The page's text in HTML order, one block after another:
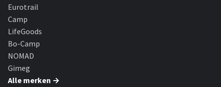
Eurotrail
Camp
LifeGoods
Bo-Camp
NOMAD
Gimeg
Alle merken →